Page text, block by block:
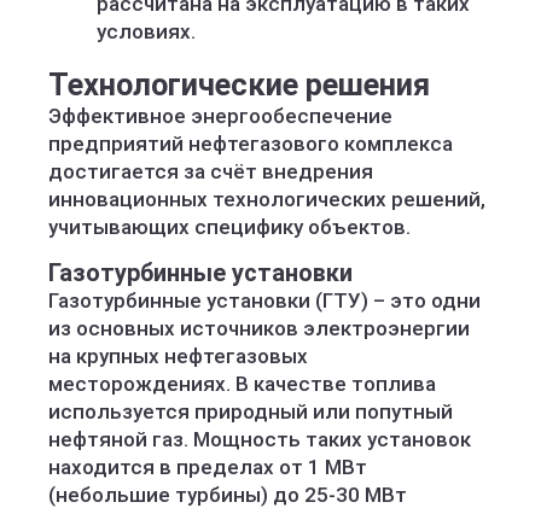
условиях.
Технологические решения
Эффективное энергообеспечение
предприятий нефтегазового комплекса
достигается за счёт внедрения
инновационных технологических решений,
учитывающих специфику объектов.
Газотурбинные установки
Газотурбинные установки (ГТУ) – это одни
из основных источников электроэнергии
на крупных нефтегазовых
месторождениях. В качестве топлива
используется природный или попутный
нефтяной газ. Мощность таких установок
находится в пределах от 1 МВт
(небольшие турбины) до 25-30 МВт